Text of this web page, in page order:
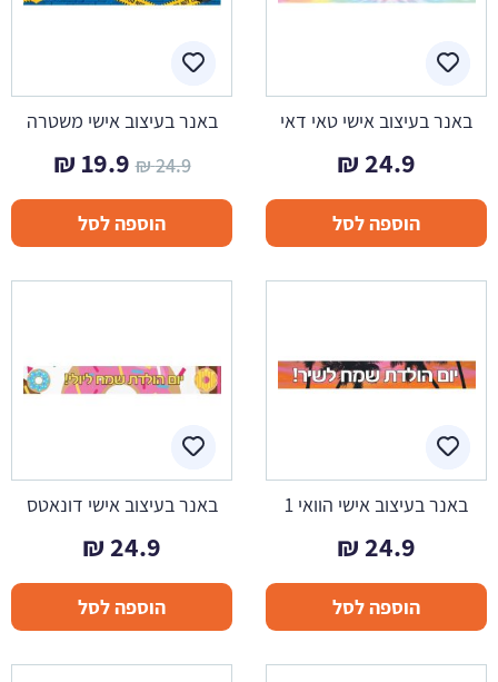
באנר בעיצוב אישי טאי דאי
24.9
₪
הוספה לסל
באנר בעיצוב אישי משטרה
24.9
₪ המחיר
המקורי
היה:
19.9
₪
הוא:
הוספה לסל
באנר בעיצוב אישי הוואי 1
24.9
₪
הוספה לסל
באנר בעיצוב אישי דונאטס
24.9
₪
הוספה לסל